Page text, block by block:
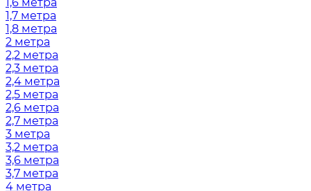
1,7 метра
1,8 метра
2 метра
2,2 метра
2,3 метра
2,4 метра
2,5 метра
2,6 метра
2,7 метра
3 метра
3,2 метра
3,6 метра
3,7 метра
4 метра